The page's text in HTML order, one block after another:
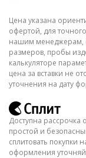
Цена указана
офертой, для
нашим менеджерам,
размеров, пробы
калькуляторе
цена за вставки не
уточнения на дату
Доступна рассрочка
простой и
сплитовать покупки
оформления